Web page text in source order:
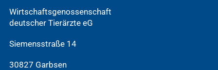
Wirtschaftsgenossenschaft
deutscher Tierärzte eG
Siemensstraße 14
30827 Garbsen